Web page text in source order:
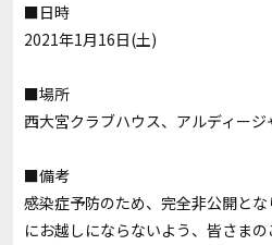
■日時
2021年1月16日(土)
■場所
西大宮クラブハウス、アルディージ
■備考
感染症予防のため、完全非公開と
にお越しにならないよう、皆さま